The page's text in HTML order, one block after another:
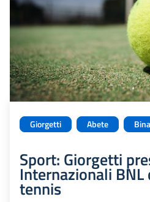
Giorgetti Abete
Sport: Giorgetti
Internazionali
tennis